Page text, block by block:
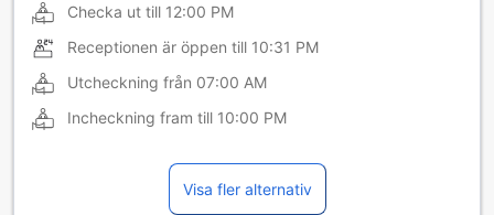
Checka ut till 12:00 PM
Receptionen är öppen till 10:31 PM
Utcheckning från 07:00 AM
Incheckning fram till 10:00 PM
Visa fler alternativ